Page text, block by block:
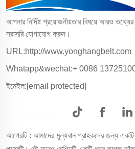
আপনার নির্দিষ্ট প্রয়োজনীয়তার বিষয়ে আরও
সরাসরি যোগাযোগ করুন।
URL:http://www.yonghangbelt.com
Whatapp&wechat:+ 0086
ইমেইল:[email protected]
আগেরটি : আমাদের মূল্যবান গ্রাহকদের জন্য একটি